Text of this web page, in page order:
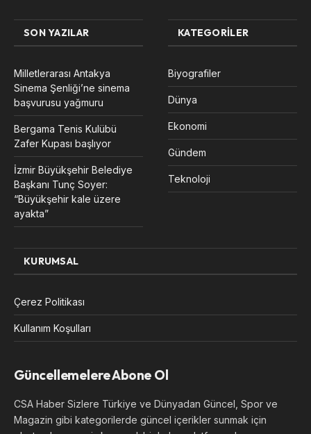
SON YAZILAR
Milletlerarası Antakya
Sinema Şenliği’ne sinema
başvurusu yağmuru
Bergama Tenis Kulübü
Zafer Kupası başlıyor
İzmir Büyükşehir Belediye
Başkanı Tunç Soyer:
“Büyükşehir kale üzere
ayakta”
KATEGORILER
Biyografiler
Dünya
Ekonomi
Gündem
Teknoloji
KURUMSAL
Çerez Politikası
Kullanım Koşulları
Güncellemelere Abone Ol
CSA Haber Sizlere Türkiye ve Dünyadan Güncel, Spor ve
Magazin gibi kategorilerde güncel içerikler sunmak için